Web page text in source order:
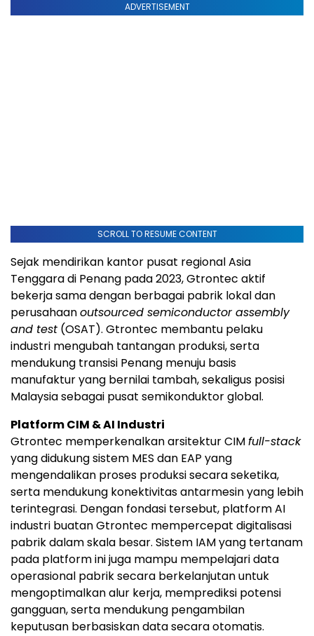
ADVERTISEMENT
SCROLL TO RESUME CONTENT
Sejak mendirikan kantor pusat regional Asia
Tenggara di Penang pada 2023, Gtrontec aktif
bekerja sama dengan berbagai pabrik lokal dan
perusahaanoutsourced semiconductor assembly
and test (OSAT). Gtrontec membantu pelaku
industri mengubah tantangan produksi, serta
mendukung transisi Penang menuju basis
manufaktur yang bernilai tambah, sekaligus posisi
Malaysia sebagai pusat semikonduktor global.
Platform CIM & AI Industri
Gtrontec memperkenalkan arsitektur CIMfull-stack
yang didukung sistem MES dan EAP yang
mengendalikan proses produksi secara seketika,
serta mendukung konektivitas antarmesin yang lebih
terintegrasi. Dengan fondasi tersebut, platform AI
industri buatan Gtrontec mempercepat digitalisasi
pabrik dalam skala besar. Sistem IAM yang tertanam
pada platform ini juga mampu mempelajari data
operasional pabrik secara berkelanjutan untuk
mengoptimalkan alur kerja, memprediksi potensi
gangguan, serta mendukung pengambilan
keputusan berbasiskan data secara otomatis.